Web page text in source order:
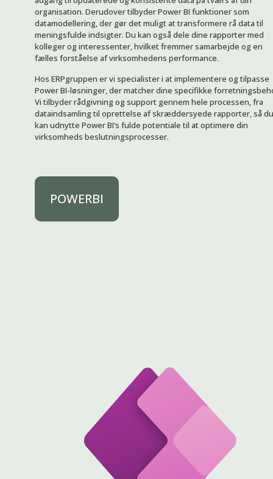
organisation. Derudover tilbyder Power BI funktioner som
datamodellering, der gør det muligt at transformere rå data til
meningsfulde indsigter. Du kan også dele dine rapporter med
kolleger og interessenter, hvilket fremmer samarbejde og en
fælles forståelse af virksomhedens performance.
Hos ERPgruppen er vi specialister i at implementere og tilpasse
Power BI-løsninger, der matcher dine specifikke
Vi tilbyder rådgivning og support gennem hele processen, fra
dataindsamling til oprettelse af skræddersyede rapporter, så du
kan udnytte Power BI’s fulde potentiale til at optimere din
virksomheds beslutningsprocesser.
POWERBI